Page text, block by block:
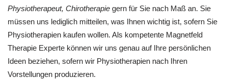
Physiotherapeut, Chirotherapie gern für Sie nach Maß an. Sie
müssen uns lediglich mitteilen, was Ihnen wichtig ist, sofern Sie
Physiotherapien kaufen wollen. Als kompetente Magnetfeld
Therapie Experte können wir uns genau auf Ihre persönlichen
Ideen beziehen, sofern wir Physiotherapien nach Ihren
Vorstellungen produzieren.